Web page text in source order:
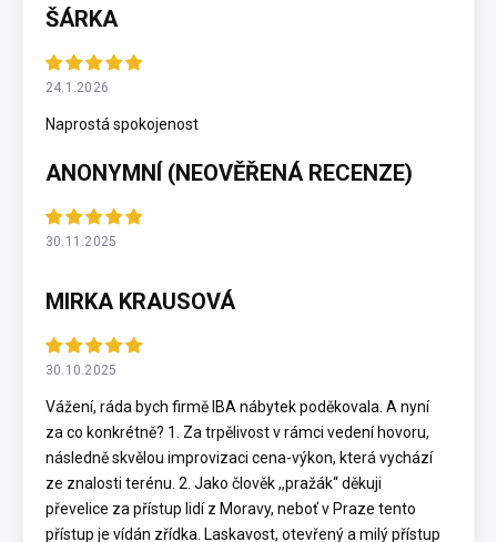
ŠÁRKA
24.1.2026
Naprostá spokojenost
ANONYMNÍ (NEOVĚŘENÁ RECENZE)
30.11.2025
MIRKA KRAUSOVÁ
30.10.2025
Vážení, ráda bych firmě IBA nábytek poděkovala. A nyní
za co konkrétně? 1. Za trpělivost v rámci vedení hovoru,
následně skvělou improvizaci cena-výkon, která vychází
ze znalosti terénu. 2. Jako člověk ,,pražák“ děkuji
převelice za přístup lidí z Moravy, neboť v Praze tento
přístup je vídán zřídka. Laskavost, otevřený a milý přístup